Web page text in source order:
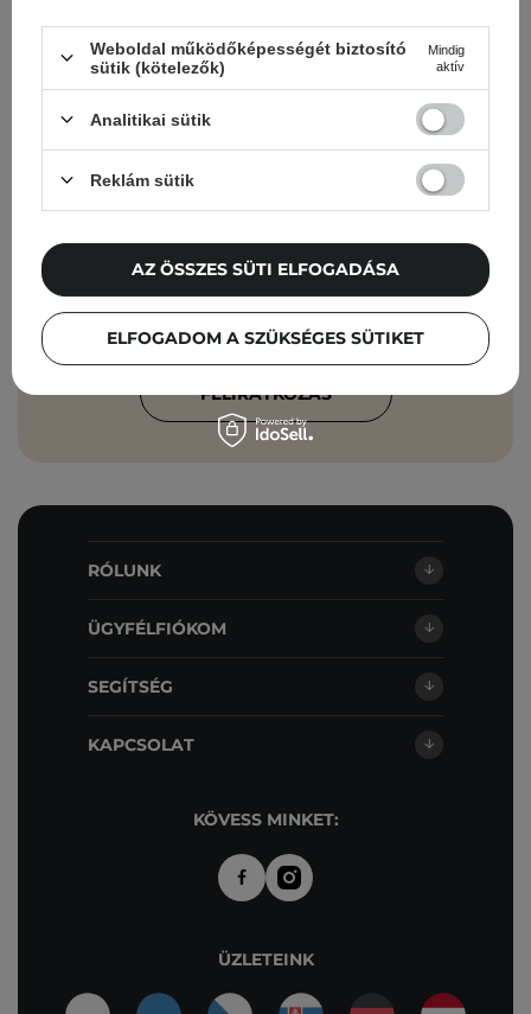
Cosibella hírlevél
Bőrápolási ellenőrzőlisták, szakértői
tanácsok, szépségápolási újdonságok –
közvetlenül a postaládádba!
Elfogadom, hogy marketingüzeneteket
sp. z o.o. az Adatvédelmi Irányelveknek
FELIRATKOZÁS
RÓLUNK
ÜGYFÉLFIÓKOM
SEGÍTSÉG
KAPCSOLAT
KÖVESS MINKET:
ÜZLETEINK
Weboldal működőképességét biztosító
sütik (kötelezők)
Mindig
aktív
Analitikai sütik
Reklám sütik
ELFOGADOM A SZÜKSÉGES SÜTIKET
AZ ÖSSZES SÜTI ELFOGADÁSA